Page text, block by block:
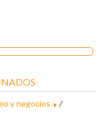
y negocios
/